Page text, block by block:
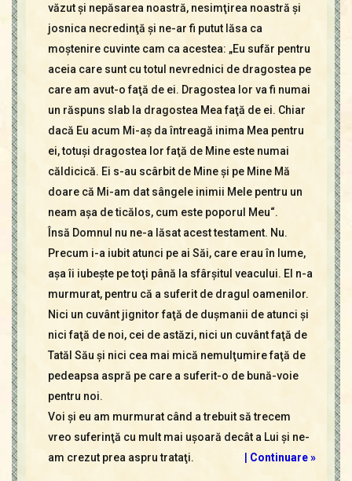
văzut şi nepăsarea noastră, nesimţirea noastră şi
josnica necredinţă şi ne-ar fi putut lăsa ca
moştenire cuvinte cam ca acestea: „Eu sufăr pentru
aceia care sunt cu totul nevrednici de dragostea pe
care am avut-o faţă de ei. Dragostea lor va fi numai
un răspuns slab la dragostea Mea faţă de ei. Chiar
dacă Eu acum Mi-aş da întreagă inima Mea pentru
ei, totuşi dragostea lor faţă de Mine este numai
căldicică. Ei s-au scârbit de Mine şi pe Mine Mă
doare că Mi-am dat sângele inimii Mele pentru un
neam aşa de ticălos, cum este poporul Meu“.
Însă Domnul nu ne-a lăsat acest testament. Nu.
Precum i-a iubit atunci pe ai Săi, care erau în lume,
aşa îi iubeşte pe toţi până la sfârşitul veacului. El n-a
murmurat, pentru că a suferit de dragul oamenilor.
Nici un cuvânt jignitor faţă de duşmanii de atunci şi
nici faţă de noi, cei de astăzi, nici un cuvânt faţă de
Tatăl Său şi nici cea mai mică nemulţumire faţă de
pedeapsa aspră pe care a suferit-o de bună-voie
pentru noi.
Voi şi eu am murmurat când a trebuit să trecem
vreo suferinţă cu mult mai uşoară decât a Lui şi ne-
am crezut prea aspru trataţi.
| Continuare »